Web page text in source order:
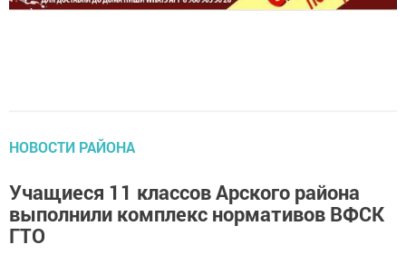
НОВОСТИ РАЙОНА
Учащиеся 11 классов Арского района
выполнили комплекс нормативов ВФСК
ГТО